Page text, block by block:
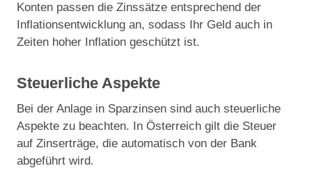
Konten passen die Zinssätze entsprechend der
Inflationsentwicklung an, sodass Ihr Geld auch in
Zeiten hoher Inflation geschützt ist.
Steuerliche Aspekte
Bei der Anlage in Sparzinsen sind auch steuerliche
Aspekte zu beachten. In Österreich gilt die Steuer
auf Zinserträge, die automatisch von der Bank
abgeführt wird.